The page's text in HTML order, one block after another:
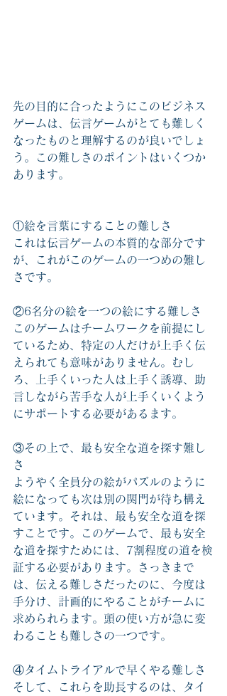
先の目的に合ったようにこのビジネス
ゲームは、伝言ゲームがとても難しく
なったものと理解するのが良いでしょ
う。この難しさのポイントはいくつか
あります。
①絵を言葉にすることの難しさ
これは伝言ゲームの本質的な部分です
が、これがこのゲームの一つめの難し
さです。
②6名分の絵を一つの絵にする難しさ
このゲームはチームワークを前提にし
ているため、特定の人だけが上手く伝
えられても意味がありません。むし
ろ、上手くいった人は上手く誘導、助
言しながら苦手な人が上手くいくよう
にサポートする必要があるます。
③その上で、最も安全な道を探す難し
さ
ようやく全員分の絵がパズルのように
絵になっても次は別の関門が待ち構え
ています。それは、最も安全な道を探
すことです。このゲームで、最も安全
な道を探すためには、7割程度の道を検
証する必要があります。さっきまで
は、伝える難しさだったのに、今度は
手分け、計画的にやることがチームに
求められらます。頭の使い方が急に変
わることも難しさの一つです。
④タイムトライアルで早くやる難しさ
そして、これらを助長するのは、タイ